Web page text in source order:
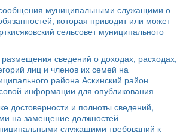
муниципальными служащими о
которая приводит или может
сельсовет муниципального
сведений о доходах, расходах,
лиц и членов их семей на
района Аскинский район
информации для опубликования
достоверности и полноты сведений,
на замещение должностей
служащими требований к